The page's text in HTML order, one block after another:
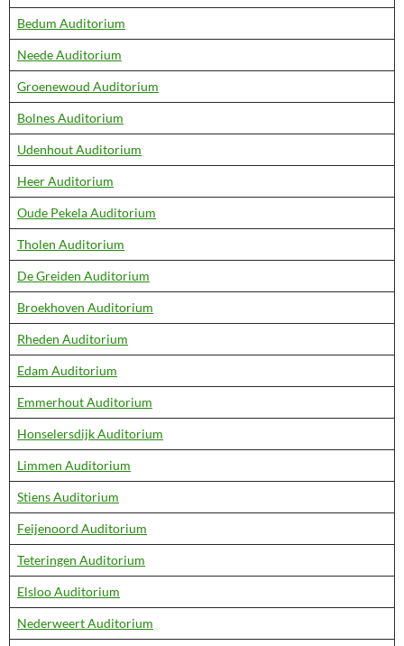
Bedum Auditorium
Neede Auditorium
Groenewoud Auditorium
Bolnes Auditorium
Udenhout Auditorium
Heer Auditorium
Oude Pekela Auditorium
Tholen Auditorium
De Greiden Auditorium
Broekhoven Auditorium
Rheden Auditorium
Edam Auditorium
Emmerhout Auditorium
Honselersdijk Auditorium
Limmen Auditorium
Stiens Auditorium
Feijenoord Auditorium
Teteringen Auditorium
Elsloo Auditorium
Nederweert Auditorium